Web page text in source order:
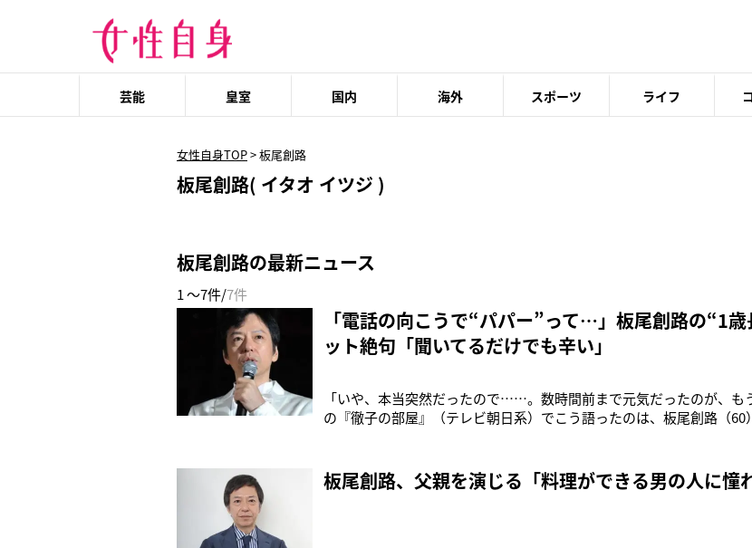
芸能 皇室 国内 海外 スポーツ ライフ
女性自身TOP>板尾創路
板尾創路( イタオ イツジ )
板尾創路の最新ニュース
1 ～7件/7件
「電話の向こうで“パパー”って…」板尾創路の“1
ット絶句「聞いてるだけでも辛い」
「いや、本当突然だったので……。数時間前まで元気だったのが、も
の『徹子の部屋』（テレビ朝日系）でこう語ったのは、板尾創路（60
なり急逝。わずか1歳11ヵ月の命だった。そんな愛娘との早すぎる別
た。‘13年、同
板尾創路、父親を演じる「料理ができる男の人に憧